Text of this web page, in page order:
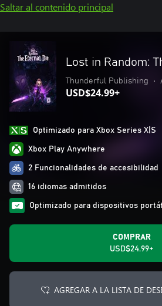
Saltar al contenido principal
Lost in Random:
Thunderful Publishing •
USD$24.99+
Optimizado para Xbox Series X|S
Xbox Play Anywhere
2 Funcionalidades de accesibilidad
16 idiomas admitidos
Optimizado para dispositivos
COMPRAR
USD$24.99+
AGREGAR A LA LISTA DE